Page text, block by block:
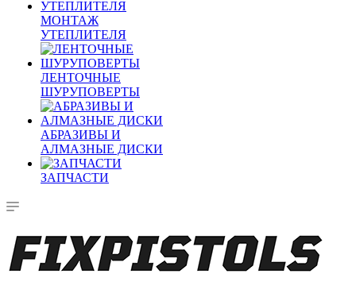
МОНТАЖ
УТЕПЛИТЕЛЯ
ЛЕНТОЧНЫЕ
ШУРУПОВЕРТЫ
АБРАЗИВЫ И
АЛМАЗНЫЕ ДИСКИ
ЗАПЧАСТИ